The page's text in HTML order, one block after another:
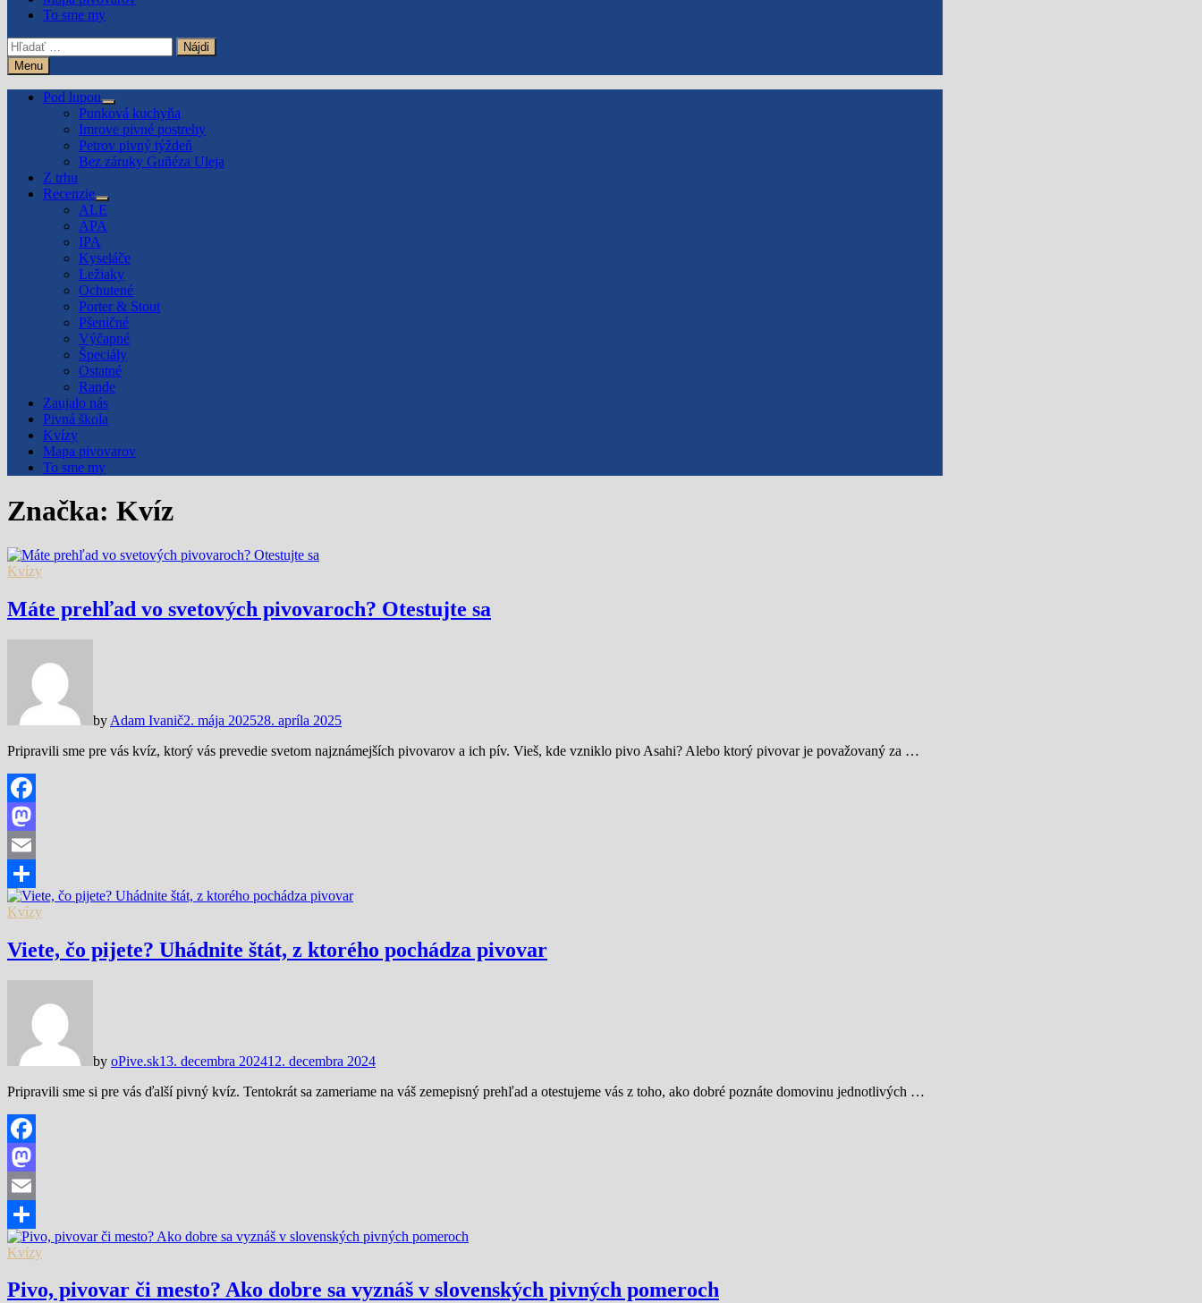
To sme my
Hľadať:
Menu
Pod lupou
Show
sub
menu
Punková kuchyňa
Imrove pivné postrehy
Petrov pivný týždeň
Bez záruky Guñéza Uleja
Z trhu
Recenzie
Show
sub
menu
ALE
APA
IPA
Kyseláče
Ležiaky
Ochutené
Porter & Stout
Pšeničné
Výčapné
Špeciály
Ostatné
Rande
Zaujalo nás
Pivná škola
Kvízy
Mapa pivovarov
To sme my
Značka: Kvíz
Kvízy
Máte prehľad vo svetových pivovaroch? Otestujte sa
by Adam Ivanič2. mája 202528. apríla 2025
Pripravili sme pre vás kvíz, ktorý vás prevedie svetom najznámejších pivovarov a ich pív. Vieš, kde vzniklo pivo Asahi? Alebo ktorý pivovar je považovaný za …
Facebook
Mastodon
Email
Share
Kvízy
Viete, čo pijete? Uhádnite štát, z ktorého pochádza pivovar
by oPive.sk13. decembra 202412. decembra 2024
Pripravili sme si pre vás ďalší pivný kvíz. Tentokrát sa zameriame na váš zemepisný prehľad a otestujeme vás z toho, ako dobré poznáte domovinu jednotlivých …
Facebook
Mastodon
Email
Share
Kvízy
Pivo, pivovar či mesto? Ako dobre sa vyznáš v slovenských pivných pomeroch